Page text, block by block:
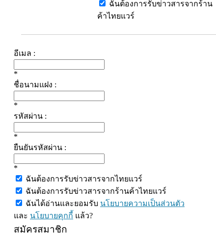
ฉันต้องการรับข่าวสารจากร้าน
ค้าไทยแวร์
อีเมล :
*
ชื่อนามแฝง :
*
รหัสผ่าน :
*
ยืนยันรหัสผ่าน :
*
ฉันต้องการรับข่าวสารจากไทยแวร์
ฉันต้องการรับข่าวสารจากร้านค้าไทยแวร์
ฉันได้อ่านและยอมรับ นโยบายความเป็นส่วนตัว
และ นโยบายคุกกี้ แล้ว?
สมัครสมาชิก